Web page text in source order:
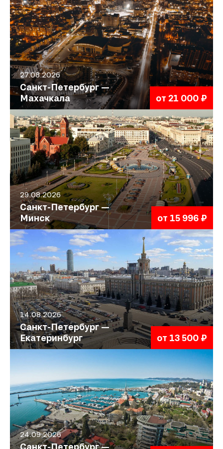
27.08.2026
Санкт-Петербург —
Махачкала
от 21 000 ₽
29.08.2026
Санкт-Петербург —
Минск
от 15 996 ₽
14.08.2026
Санкт-Петербург —
Екатеринбург
от 13 500 ₽
24.09.2026
Санкт-Петербург —